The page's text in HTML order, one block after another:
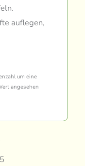
auflegen,
um eine
angesehen